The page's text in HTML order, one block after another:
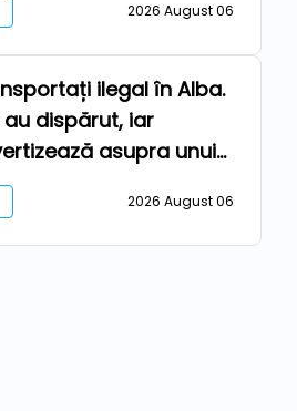
2026 August 06
ilegal în Alba.
au dispărut, iar
asupra unui
major
2026 August 06